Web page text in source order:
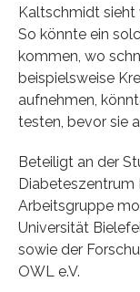
Kaltschmidt sieht
So könnte ein
kommen, wo
beispielsweise
aufnehmen,
testen, bevor sie
Beteiligt an der
Diabeteszentrum
Arbeitsgruppe
Universität
sowie der
OWL e.V.